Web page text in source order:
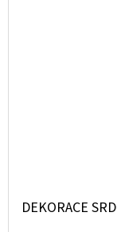
DEKORACE